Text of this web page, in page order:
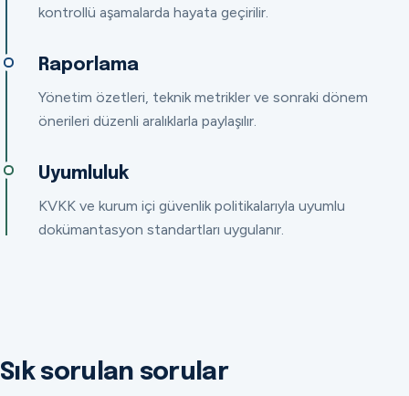
kontrollü aşamalarda hayata geçirilir.
Raporlama
Yönetim özetleri, teknik metrikler ve sonraki dönem
önerileri düzenli aralıklarla paylaşılır.
Uyumluluk
KVKK ve kurum içi güvenlik politikalarıyla uyumlu
dokümantasyon standartları uygulanır.
Sık sorulan sorular